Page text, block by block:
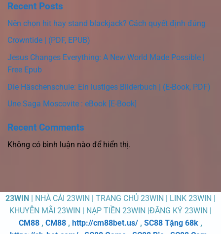
Recent Posts
Nên chọn hit hay stand blackjack? Cách quyết định đúng
Crowntide | (PDF, EPUB)
Jesus Changes Everything: A New World Made Possible |
Free Epub
Die Häschenschule: Ein lustiges Bilderbuch | (E-Book, PDF)
Une Saga Moscovite : eBook [E-Book]
Recent Comments
Không có bình luận nào để hiển thị.
23WIN | NHÀ CÁI 23WIN | TRANG CHỦ 23WIN | LINK 23WIN |
KHUYỄN MÃI 23WIN | NẠP TIỀN 23WIN |ĐĂNG KÝ 23WIN |
CM88 , CM88 , http://cm88bet.us/ , SC88 Tặng 68k ,